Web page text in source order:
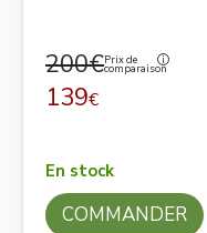
200€Prix de
comparaison
139€
En stock
COMMANDER